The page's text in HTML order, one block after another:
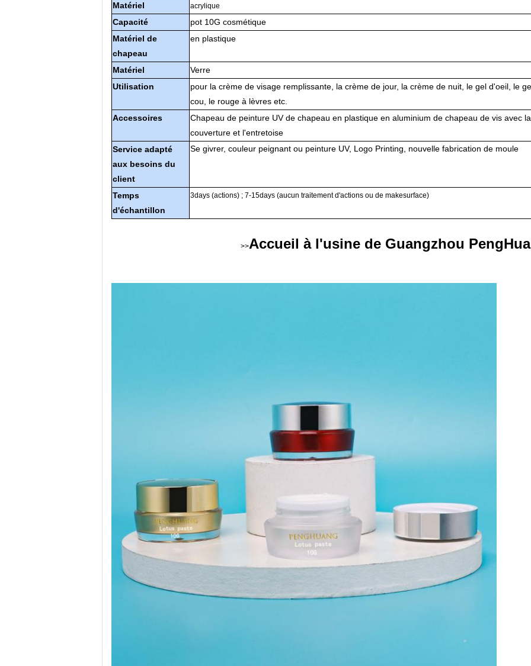
Matériel
acrylique
Capacité
pot 10G cosmétique
Matériel de
chapeau
en plastique
Matériel
Verre
Utilisation
pour la crème de visage remplissante, la crème de jour, la crème de nuit, le gel d'oeil, le
cou, le rouge à lèvres etc.
Accessoires
Chapeau de peinture UV de chapeau en plastique en aluminium de chapeau de vis avec la
couverture et l'entretoise
Service adapté
aux besoins du
client
Se givrer, couleur peignant ou peinture UV, Logo Printing, nouvelle fabrication de moule
Temps
d'échantillon
3days (actions) ; 7-15days (aucun traitement d'actions ou de makesurface)
>>Accueil à l'usine de Guangzhou